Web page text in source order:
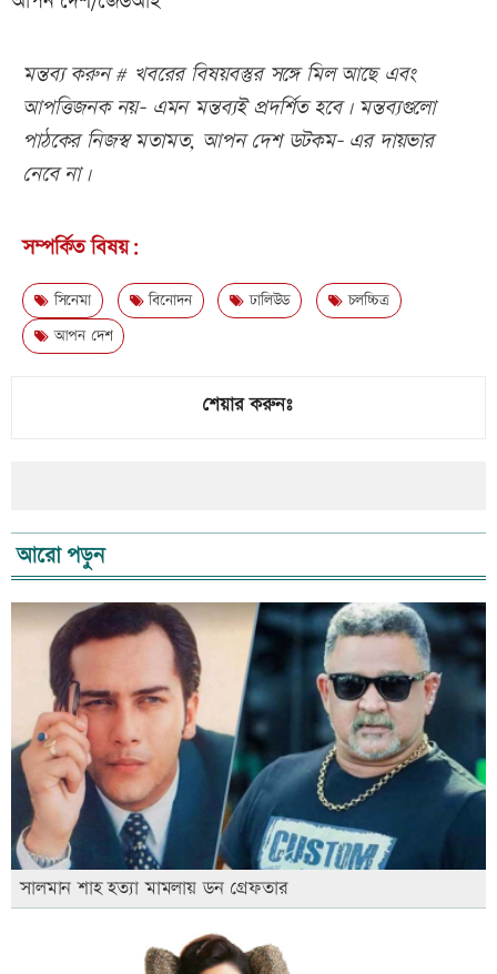
মন্তব্য করুন # খবরের বিষয়বস্তুর সঙ্গে মিল আছে এবং
আপত্তিজনক নয়- এমন মন্তব্যই প্রদর্শিত হবে। মন্তব্যগুলো
পাঠকের নিজস্ব মতামত, আপন দেশ ডটকম- এর দায়ভার
নেবে না।
সম্পর্কিত বিষয়:
সিনেমা বিনোদন ঢালিউড
চলচ্চিত্র
আপন দেশ
শেয়ার করুনঃ
আরো পড়ুন
সালমান শাহ হত্যা মামলায় ডন গ্রেফতার